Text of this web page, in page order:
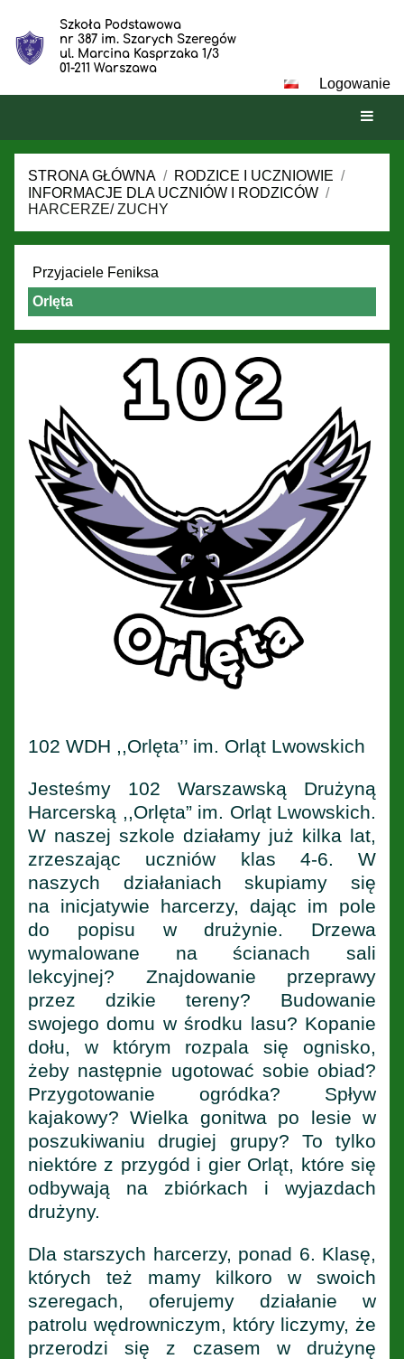
Szkoła Podstawowa
nr 387 im. Szarych Szeregów
ul. Marcina Kasprzaka 1/3
01-211 Warszawa
Logowanie
STRONA GŁÓWNA / RODZICE I UCZNIOWIE /
INFORMACJE DLA UCZNIÓW I RODZICÓW /
HARCERZE/ ZUCHY
Zuchy
Przyjaciele Feniksa
Orlęta
102 WDH ,,Orlęta’’ im. Orląt Lwowskich
Jesteśmy 102 Warszawską Drużyną
Harcerską ,,Orlęta” im. Orląt Lwowskich.
W naszej szkole działamy już kilka lat,
zrzeszając uczniów klas 4-6. W
naszych działaniach skupiamy się
na inicjatywie harcerzy, dając im pole
do popisu w drużynie. Drzewa
wymalowane na ścianach sali
lekcyjnej? Znajdowanie przeprawy
przez dzikie tereny? Budowanie
swojego domu w środku lasu? Kopanie
dołu, w którym rozpala się ognisko,
żeby następnie ugotować sobie obiad?
Przygotowanie ogródka? Spływ
kajakowy? Wielka gonitwa po lesie w
poszukiwaniu drugiej grupy? To tylko
niektóre z przygód i gier Orląt, które się
odbywają na zbiórkach i wyjazdach
drużyny.
Dla starszych harcerzy, ponad 6. Klasę,
których też mamy kilkoro w swoich
szeregach, oferujemy działanie w
patrolu wędrowniczym, który liczymy, że
przerodzi się z czasem w drużynę